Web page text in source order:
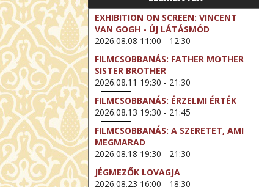
EXHIBITION ON SCREEN: VINCENT
VAN GOGH - ÚJ LÁTÁSMÓD
2026.08.08 11:00 - 12:30
FILMCSOBBANÁS: FATHER MOTHER
SISTER BROTHER
2026.08.11 19:30 - 21:30
FILMCSOBBANÁS: ÉRZELMI ÉRTÉK
2026.08.13 19:30 - 21:45
FILMCSOBBANÁS: A SZERETET, AMI
MEGMARAD
2026.08.18 19:30 - 21:30
JÉGMEZŐK LOVAGJA
2026.08.23 16:00 - 18:30